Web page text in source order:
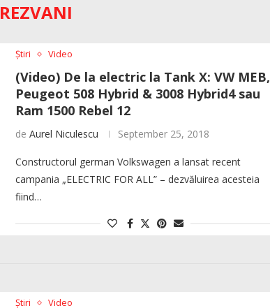
REZVANI
Știri Video
(Video) De la electric la Tank X: VW MEB,
Peugeot 508 Hybrid & 3008 Hybrid4 sau
Ram 1500 Rebel 12
de Aurel Niculescu September 25, 2018
Constructorul german Volkswagen a lansat recent
campania „ELECTRIC FOR ALL” – dezvăluirea acesteia
fiind…
Știri Video